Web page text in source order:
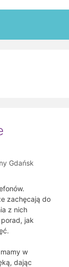
Gdańsk
zachęcają do
z nich
jak
w
dając